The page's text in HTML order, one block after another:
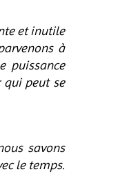
et inutile
à
puissance
qui peut se
savons
le temps.